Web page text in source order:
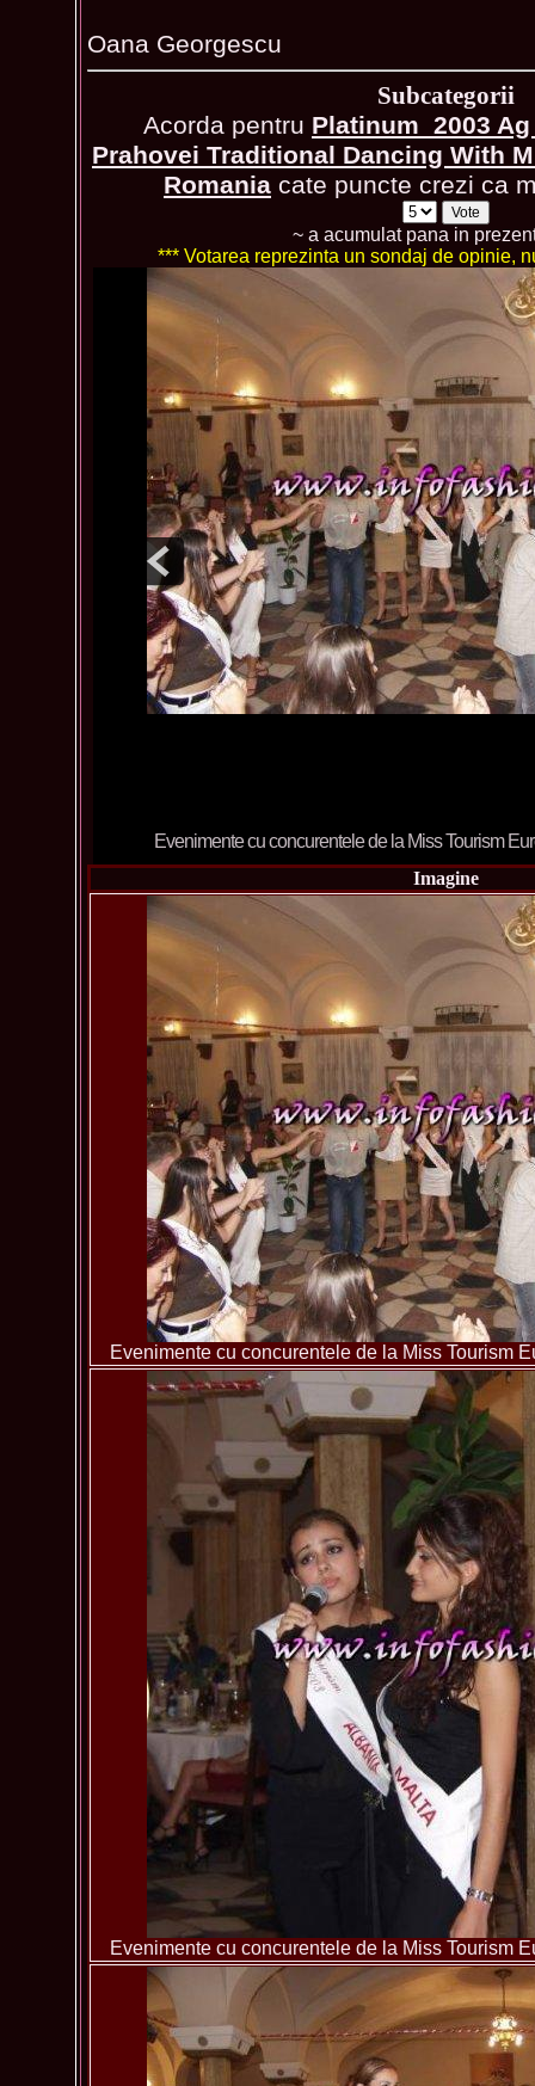
Oana Georgescu
Subcategorii
Acorda pentru Platinum_2003
Prahovei Traditional Dancing With
Romania cate puncte crezi ca
~ a acumulat pana in
*** Votarea reprezinta un sondaj de opinie,
Imagine
Evenimente cu concurentele de la Miss Tourism
Evenimente cu concurentele de la Miss Tourism